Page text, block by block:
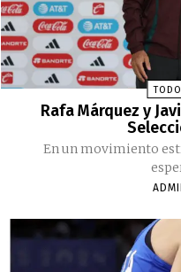
Rafa Márquez y
En un movimiento